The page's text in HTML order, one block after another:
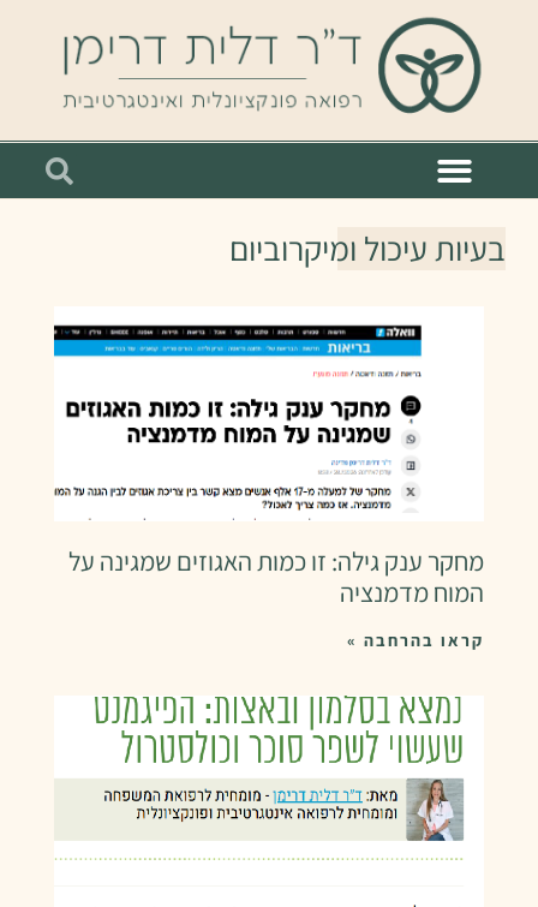
בעיות עיכול ומיקרוביום
מחקר ענק גילה: זו כמות האגוזים שמגינה על
המוח מדמנציה
קראו בהרחבה »